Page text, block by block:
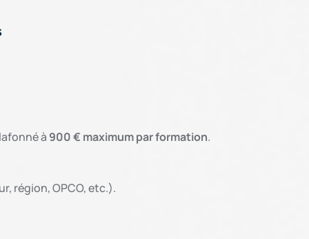
à 900 € maximum par formation.
région, OPCO, etc.).